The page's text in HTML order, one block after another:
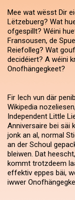
Mee wat wësst Dir
Lëtzebuerg? Wat
ofgespillt? Wéini
Fransousen, de
Reiefolleg? Wat
decidéiert? A wéini
Onofhängegkeet?
Fir Iech vun där
Wikipedia
Independent Little
Anniversaire bei säi
jonk an al, normal
an der Schoul
bleiwen. Dat
kommt trotzdeem
effektiv eppes bäi,
iwwer